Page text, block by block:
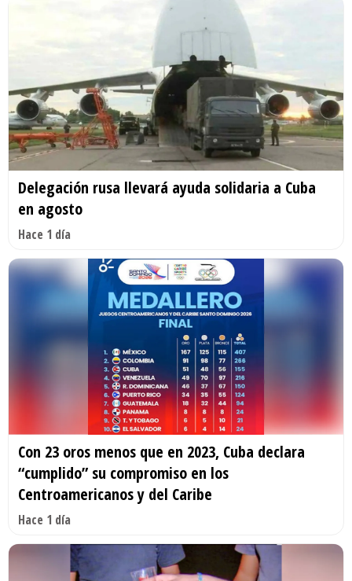
Delegación rusa llevará ayuda solidaria a Cuba
en agosto
Hace 1 día
Con 23 oros menos que en 2023, Cuba declara
“cumplido” su compromiso en los
Centroamericanos y del Caribe
Hace 1 día